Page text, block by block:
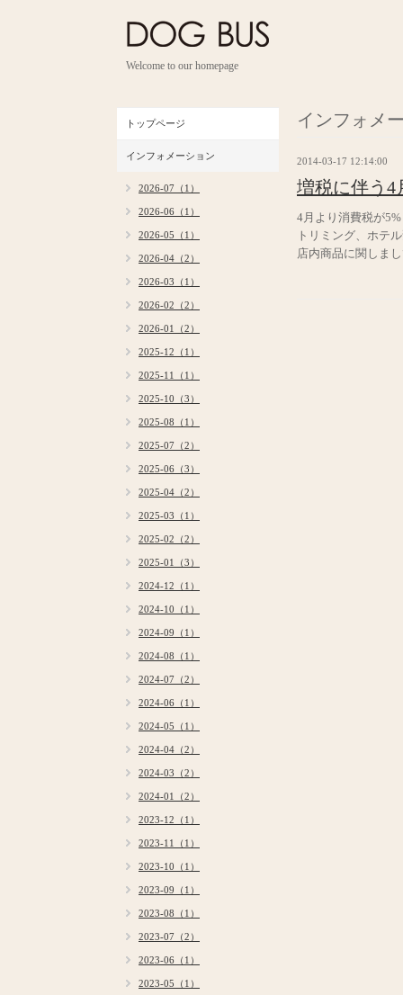
Welcome to our homepage
インフォメ
2014-03-17 12:14:00
増税に伴う4
4月より消費税が
トリミング、ホテ
店内商品に関しま
トップページ
インフォメーション
2026-07（1）
2026-06（1）
2026-05（1）
2026-04（2）
2026-03（1）
2026-02（2）
2026-01（2）
2025-12（1）
2025-11（1）
2025-10（3）
2025-08（1）
2025-07（2）
2025-06（3）
2025-04（2）
2025-03（1）
2025-02（2）
2025-01（3）
2024-12（1）
2024-10（1）
2024-09（1）
2024-08（1）
2024-07（2）
2024-06（1）
2024-05（1）
2024-04（2）
2024-03（2）
2024-01（2）
2023-12（1）
2023-11（1）
2023-10（1）
2023-09（1）
2023-08（1）
2023-07（2）
2023-06（1）
2023-05（1）